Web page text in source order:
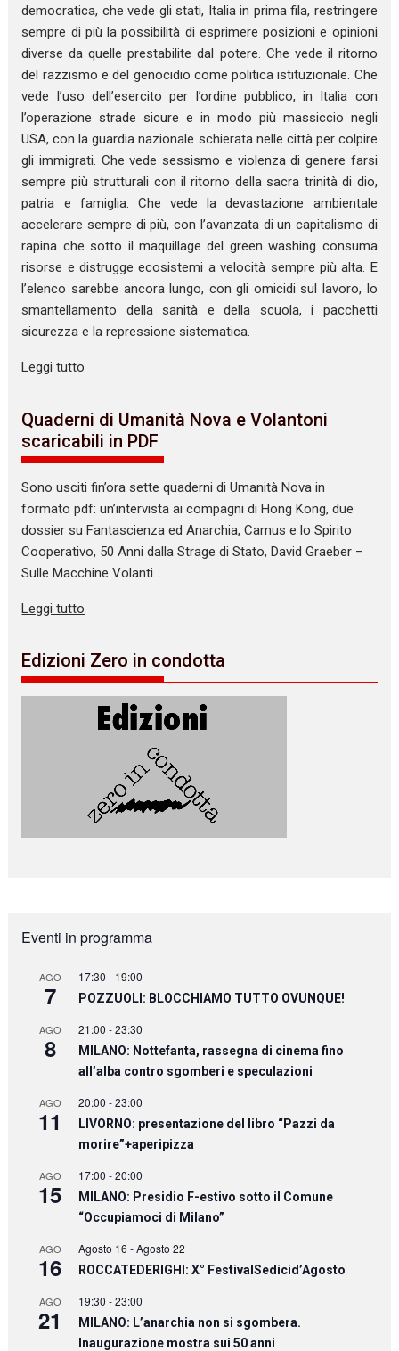
democratica, che vede gli stati, Italia in prima fila, restringere
sempre di più la possibilità di esprimere posizioni e opinioni
diverse da quelle prestabilite dal potere. Che vede il ritorno
del razzismo e del genocidio come politica istituzionale. Che
vede l’uso dell’esercito per l’ordine pubblico, in Italia con
l’operazione strade sicure e in modo più massiccio negli
USA, con la guardia nazionale schierata nelle città per colpire
gli immigrati. Che vede sessismo e violenza di genere farsi
sempre più strutturali con il ritorno della sacra trinità di dio,
patria e famiglia. Che vede la devastazione ambientale
accelerare sempre di più, con l’avanzata di un capitalismo di
rapina che sotto il maquillage del green washing consuma
risorse e distrugge ecosistemi a velocità sempre più alta. E
l’elenco sarebbe ancora lungo, con gli omicidi sul lavoro, lo
smantellamento della sanità e della scuola, i pacchetti
sicurezza e la repressione sistematica.
Leggi tutto
Quaderni di Umanità Nova e Volantoni
scaricabili in PDF
Sono usciti fin’ora sette quaderni di Umanità Nova in
formato pdf: un’intervista ai compagni di Hong Kong, due
dossier su Fantascienza ed Anarchia, Camus e lo Spirito
Cooperativo, 50 Anni dalla Strage di Stato, David Graeber –
Sulle Macchine Volanti…
Leggi tutto
Edizioni Zero in condotta
Eventi in programma
AGO
7
17:30 - 19:00
POZZUOLI: BLOCCHIAMO TUTTO OVUNQUE!
AGO
8
21:00 -23:30
MILANO: Nottefanta, rassegna di cinema fino
all’alba contro sgomberi e speculazioni
AGO
11
20:00 -23:00
LIVORNO: presentazione del libro “Pazzi da
morire”+aperipizza
AGO
15
17:00 -20:00
MILANO: Presidio F-estivo sotto il Comune
“Occupiamoci di Milano”
AGO
16
Agosto 16 -Agosto 22
ROCCATEDERIGHI: X° FestivalSedicid’Agosto
AGO
21
19:30 -23:00
MILANO: L’anarchia non si sgombera.
Inaugurazione mostra sui 50 anni